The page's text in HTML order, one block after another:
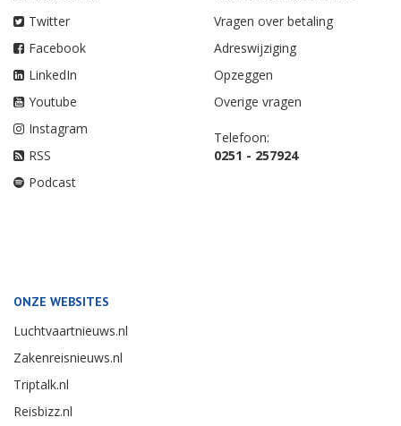
Twitter
Facebook
LinkedIn
Youtube
Instagram
RSS
Podcast
Vragen over betaling
Adreswijziging
Opzeggen
Overige vragen
Telefoon:
0251 - 257924
ONZE WEBSITES
Luchtvaartnieuws.nl
Zakenreisnieuws.nl
Triptalk.nl
Reisbizz.nl